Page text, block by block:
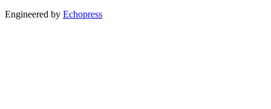
Engineered by Echopress